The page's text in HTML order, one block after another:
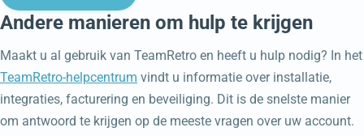
Andere manieren om hulp te krijgen
Maakt u al gebruik van TeamRetro en heeft u hulp nodig? In het
TeamRetro-helpcentrum vindt u informatie over installatie,
integraties, facturering en beveiliging. Dit is de snelste manier
om antwoord te krijgen op de meeste vragen over uw account.